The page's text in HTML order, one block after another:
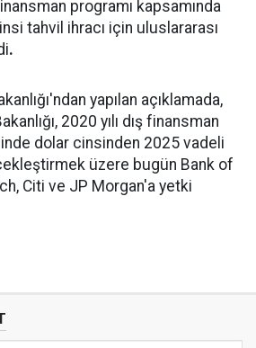
programı kapsamında
tahvil ihracı için uluslararası
.
yapılan açıklamada,
2020 yılı dış finansman
dolar cinsinden 2025 vadeli
üzere bugün Bank of
Citi ve JP Morgan'a yetki